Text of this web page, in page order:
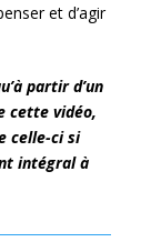
et d’agir
partir d’un
cette vidéo,
celle-ci si
intégral à